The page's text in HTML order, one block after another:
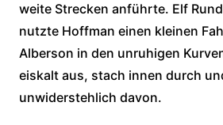
weite Strecken anführte. Elf
nutzte Hoffman einen kleinen
Alberson in den unruhigen
eiskalt aus, stach innen durch
unwiderstehlich davon.